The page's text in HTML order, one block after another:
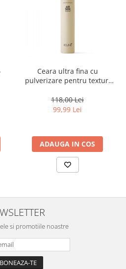
Ceara ultra fina cu
pulverizare pentru texturi
Keune Style Air Wax, 200 ml
118,00 Lei
99,99 Lei
ADAUGA IN COS
si promotiile noastre